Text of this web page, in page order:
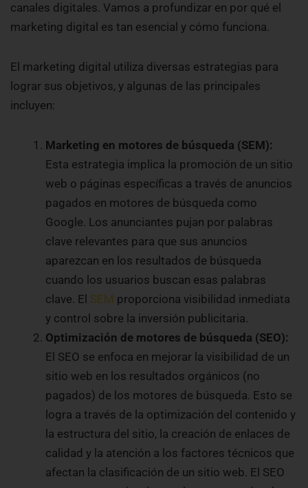
canales digitales. Vamos a profundizar en por qué el
marketing digital es tan esencial y cómo funciona.
El marketing digital utiliza diversas estrategias para
lograr sus objetivos, y algunas de las principales
incluyen:
Marketing en motores de búsqueda (SEM):
Esta estrategia implica la promoción de un sitio
web o páginas específicas a través de anuncios
pagados en motores de búsqueda como
Google. Los anunciantes pujan por palabras
clave relevantes para que sus anuncios
aparezcan en los resultados de búsqueda
cuando los usuarios buscan esas palabras
clave. El SEM proporciona visibilidad inmediata
y control sobre la inversión publicitaria.
Optimización de motores de búsqueda (SEO):
El SEO se enfoca en mejorar la visibilidad de un
sitio web en los resultados orgánicos (no
pagados) de los motores de búsqueda. Esto se
logra a través de la optimización del contenido y
la estructura del sitio, la creación de enlaces de
calidad y la atención a los factores técnicos que
afectan la clasificación de un sitio web. El SEO